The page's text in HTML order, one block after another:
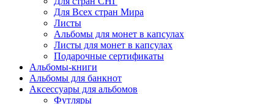
Для Всех стран Мира
Листы
Альбомы для монет в капсулах
Листы для монет в капсулах
Подарочные сертификаты
Альбомы-книги
Альбомы для банкнот
Аксессуары для альбомов
Футляры